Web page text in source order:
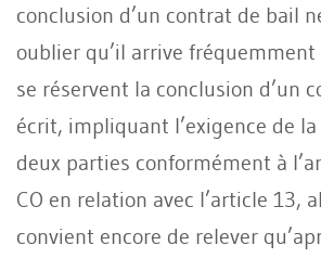
conclusion d’un contrat de bail
oublier qu’il arrive
se réservent la conclusion d’un
écrit, impliquant l’exigence de
deux parties conformément à
CO en relation avec l’article 13,
convient encore de relever